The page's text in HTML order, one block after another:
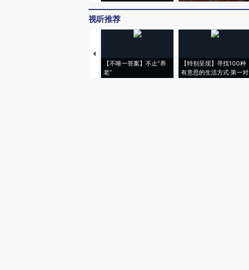
视听推荐
【不唯一答案】不止“养
老”
【特别呈现】寻找100种
有意思的生活方式·第一对